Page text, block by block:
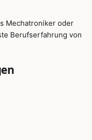
Mechatroniker oder
Berufserfahrung von